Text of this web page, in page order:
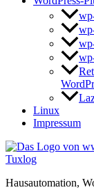
Linux
Impressum
Tuxlog
Hausautomation,